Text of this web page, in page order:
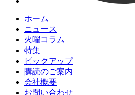
ホーム
ニュース
火曜コラム
特集
ピックアップ
購読のご案内
会社概要
お問い合わせ